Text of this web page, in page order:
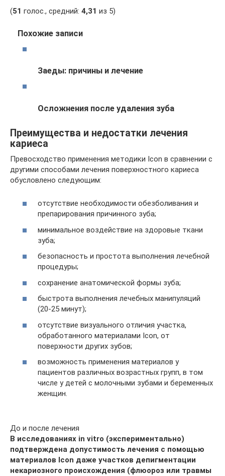
(51 голос., средний: 4,31 из 5)
Похожие записи
Заеды: причины и лечение
Осложнения после удаления зуба
Преимущества и недостатки лечения
кариеса
Превосходство применения методики Icon в сравнении с
другими способами лечения поверхностного кариеса
обусловлено следующим:
отсутствие необходимости обезболивания и
препарирования причинного зуба;
минимальное воздействие на здоровые ткани
зуба;
безопасность и простота выполнения лечебной
процедуры;
сохранение анатомической формы зуба;
быстрота выполнения лечебных манипуляций
(20-25 минут);
отсутствие визуального отличия участка,
обработанного материалами Icon, от
поверхности других зубов;
возможность применения материалов у
пациентов различных возрастных групп, в том
числе у детей с молочными зубами и беременных
женщин.
До и после лечения
В исследованиях in vitro (экспериментально)
подтверждена допустимость лечения с помощью
материалов Icon даже участков депигментации
некариозного происхождения (флюороз или травмы